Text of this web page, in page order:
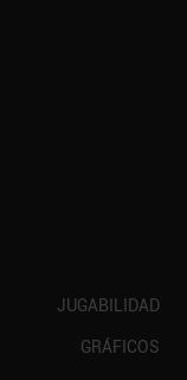
JUGABILIDAD
GRÁFICOS